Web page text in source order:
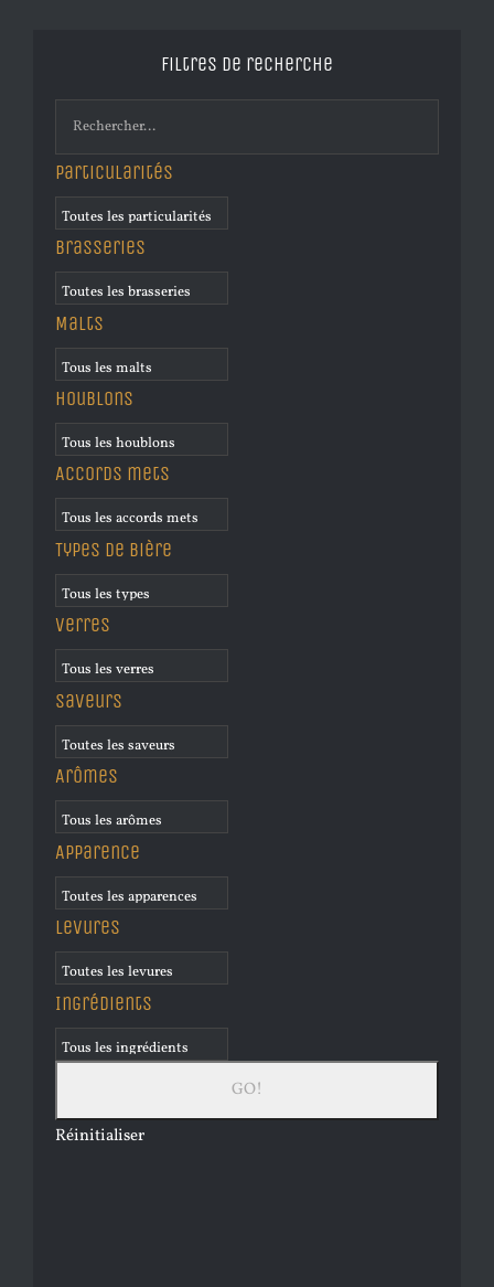
Filtres de recherche
Particularités
Brasseries
Malts
Houblons
Accords mets
Types de bière
Verres
Saveurs
Arômes
Apparence
Levures
Ingrédients
Réinitialiser